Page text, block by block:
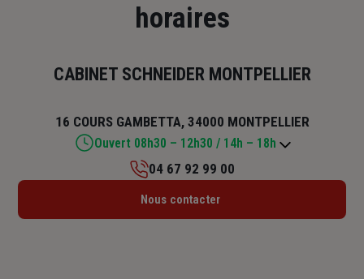
horaires
CABINET SCHNEIDER MONTPELLIER
16 COURS GAMBETTA, 34000 MONTPELLIER
Ouvert 08h30 – 12h30 / 14h – 18h
Lundi : 08h30 – 12h30 / 14h – 18h
04 67 92 99 00
Nous contacter